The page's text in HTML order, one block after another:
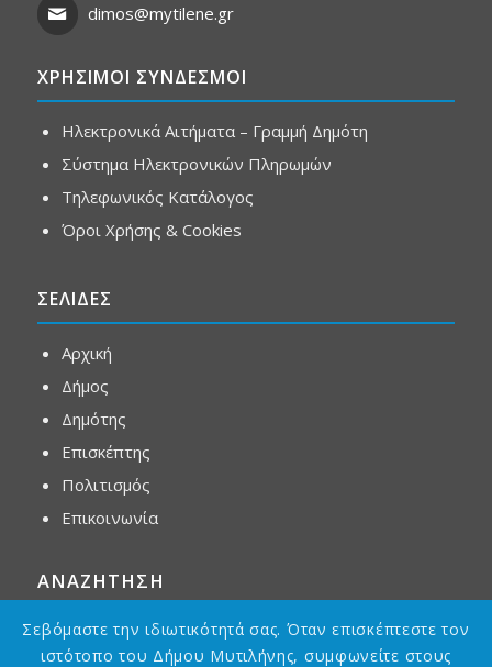
dimos@mytilene.gr
ΧΡΗΣΙΜΟΙ ΣΥΝΔΕΣΜΟΙ
Ηλεκτρονικά Αιτήματα – Γραμμή Δημότη
Σύστημα Ηλεκτρονικών Πληρωμών
Τηλεφωνικός Κατάλογος
Όροι Χρήσης & Cookies
ΣΕΛΙΔΕΣ
Αρχική
Δήμος
Δημότης
Επισκέπτης
Πολιτισμός
Επικοινωνία
ΑΝΑΖΗΤΗΣΗ
Σεβόμαστε την ιδιωτικότητά σας. Όταν επισκέπτεστε τον
ιστότοπο του Δήμου Μυτιλήνης, συμφωνείτε στους